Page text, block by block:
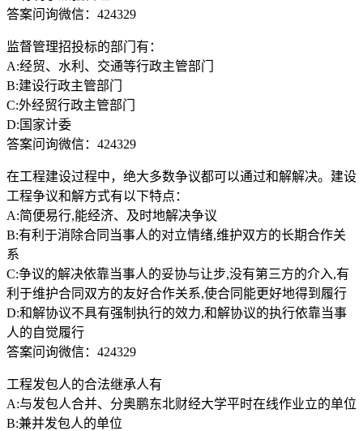
答案问询微信：424329
监督管理招投标的部门有：
A:经贸、水利、交通等行政主管部门
B:建设行政主管部门
C:外经贸行政主管部门
D:国家计委
答案问询微信：424329
在工程建设过程中，绝大多数争议都可以通过和解解决。建设
工程争议和解方式有以下特点：
A:简便易行,能经济、及时地解决争议
B:有利于消除合同当事人的对立情绪,维护双方的长期合作关
系
C:争议的解决依靠当事人的妥协与让步,没有第三方的介入,有
利于维护合同双方的友好合作关系,使合同能更好地得到履行
D:和解协议不具有强制执行的效力,和解协议的执行依靠当事
人的自觉履行
答案问询微信：424329
工程发包人的合法继承人有
A:与发包人合并、分奥鹏东北财经大学平时在线作业立的单位
B:兼并发包人的单位